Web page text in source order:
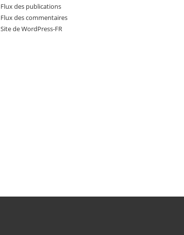
Flux des publications
Flux des commentaires
Site de WordPress-FR